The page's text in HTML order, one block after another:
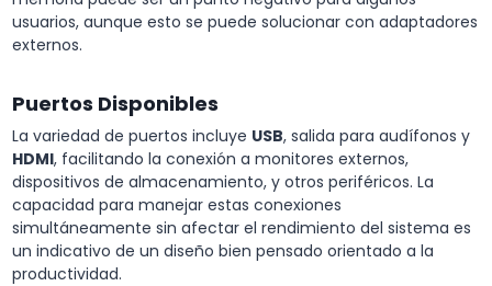
usuarios, aunque esto se puede solucionar con adaptadores
externos.
Puertos Disponibles
La variedad de puertos incluye USB, salida para audífonos y
HDMI, facilitando la conexión a monitores externos,
dispositivos de almacenamiento, y otros periféricos. La
capacidad para manejar estas conexiones
simultáneamente sin afectar el rendimiento del sistema es
un indicativo de un diseño bien pensado orientado a la
productividad.